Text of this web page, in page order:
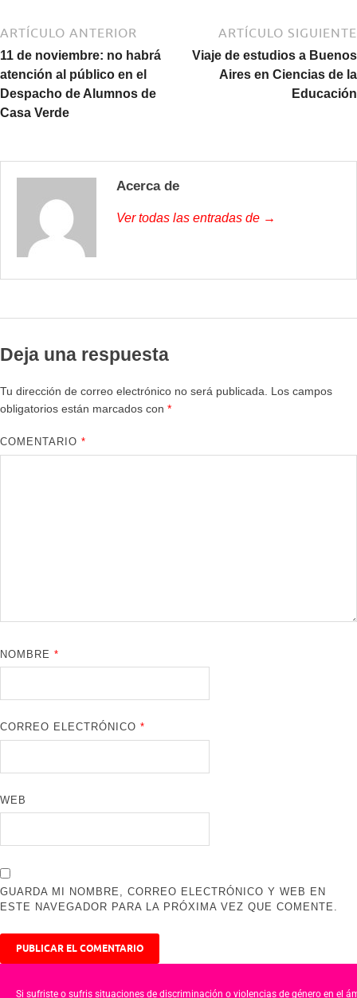
ARTÍCULO ANTERIOR
11 de noviembre: no habrá
atención al público en el
Despacho de Alumnos de
Casa Verde
ARTÍCULO SIGUIENTE
Viaje de estudios a Buenos
Aires en Ciencias de la
Educación
Acerca de
Ver todas las entradas de →
Deja una respuesta
Tu dirección de correo electrónico no será publicada. Los campos
obligatorios están marcados con *
COMENTARIO*
NOMBRE*
CORREO ELECTRÓNICO*
WEB
GUARDA MI NOMBRE, CORREO ELECTRÓNICO Y WEB EN
ESTE NAVEGADOR PARA LA PRÓXIMA VEZ QUE COMENTE.
Si sufriste o sufris situaciones de discriminación o violencias de género en el